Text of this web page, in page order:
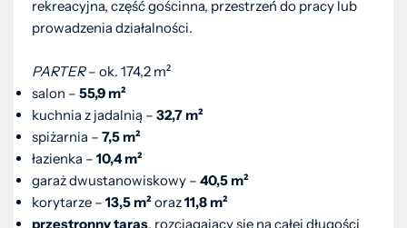
rekreacyjna, część gościnna, przestrzeń do pracy lub
prowadzenia działalności.
PARTER– ok. 174,2 m²
salon – 55,9 m²
kuchnia z jadalnią – 32,7 m²
spiżarnia – 7,5 m²
łazienka – 10,4 m²
garaż dwustanowiskowy – 40,5 m²
korytarze – 13,5 m²oraz11,8 m²
przestronny taras, rozciągający się na całej długości